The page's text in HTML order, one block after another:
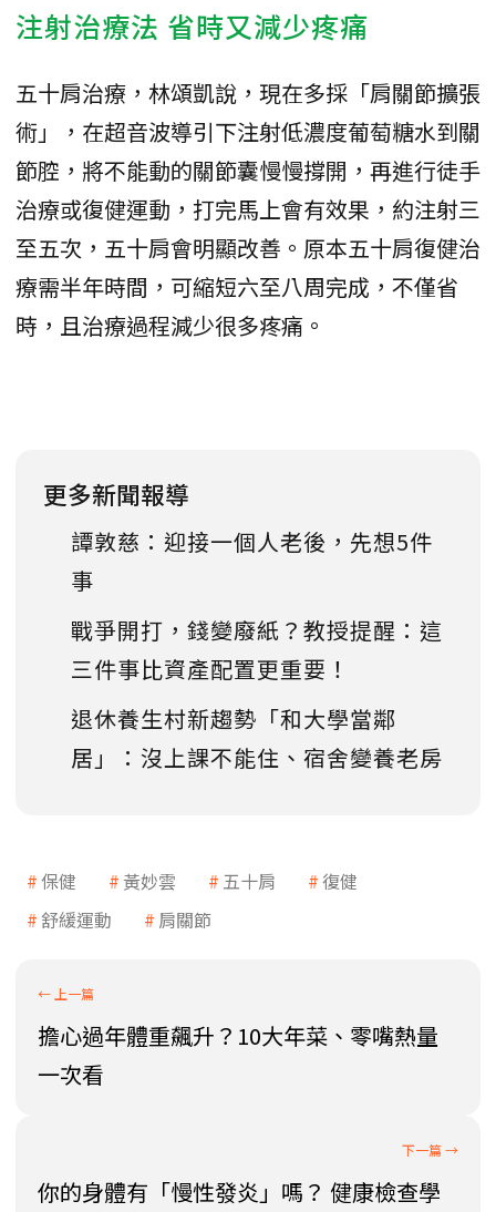
注射治療法 省時又減少疼痛
五十肩治療，林頌凱說，現在多採「肩關節擴張
術」，在超音波導引下注射低濃度葡萄糖水到關
節腔，將不能動的關節囊慢慢撐開，再進行徒手
治療或復健運動，打完馬上會有效果，約注射三
至五次，五十肩會明顯改善。原本五十肩復健治
療需半年時間，可縮短六至八周完成，不僅省
時，且治療過程減少很多疼痛。
更多新聞報導
譚敦慈：迎接一個人老後，先想5件
事
戰爭開打，錢變廢紙？教授提醒：這
三件事比資產配置更重要！
退休養生村新趨勢「和大學當鄰
居」：沒上課不能住、宿舍變養老房
保健 黃妙雲 五十肩
復健
舒緩運動
肩關節
擔心過年體重飆升？10大年菜、零嘴熱量
一次看
你的身體有「慢性發炎」嗎？ 健康檢查學